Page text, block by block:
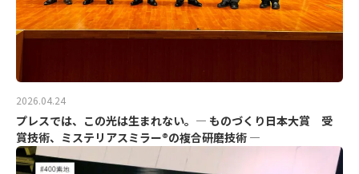
2026.04.24
プレスでは、この光は生まれない。― ものづくり日本大賞 受
賞技術、ミステリアスミラー®の複合研磨技術 ―